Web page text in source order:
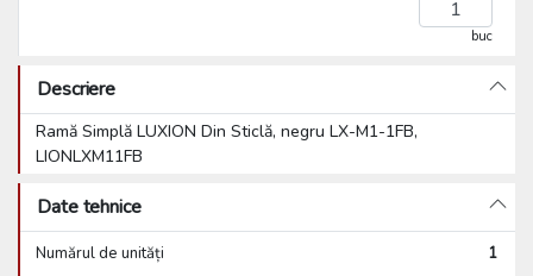
buc
Descriere
Ramă Simplă LUXION Din Sticlă, negru LX-M1-1FB,
LIONLXM11FB
Date tehnice
Numărul de unități
1